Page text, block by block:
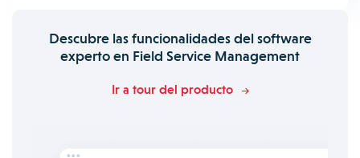
Descubre las funcionalidades del software
experto en Field Service Management
Ir a tour del producto